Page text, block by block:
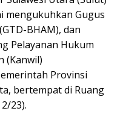
mengukuhkan Gugus
BHAM), dan
Pelayanan Hukum
(Kanwil)
Provinsi
bertempat di Ruang
23).